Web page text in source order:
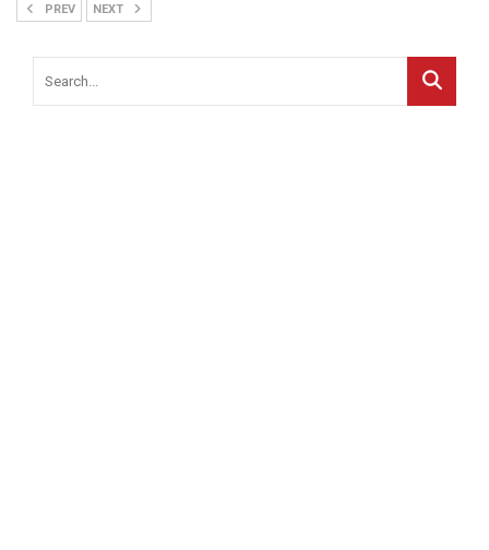
PREV NEXT